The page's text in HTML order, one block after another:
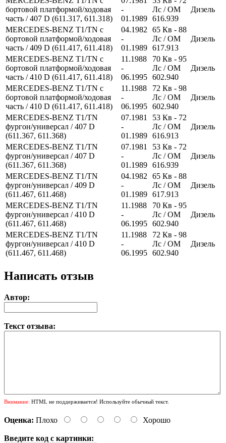
бортовой платформой/ходовая
часть / 407 D (611.317, 611.318)
-
01.1989
Лс / OM
616.939
Дизель
MERCEDES-BENZ T1/TN c
бортовой платформой/ходовая
часть / 409 D (611.417, 611.418)
04.1982
-
01.1989
65 Кв - 88
Лс / OM
617.913
Дизель
MERCEDES-BENZ T1/TN c
бортовой платформой/ходовая
часть / 410 D (611.417, 611.418)
11.1988
-
06.1995
70 Кв - 95
Лс / OM
602.940
Дизель
MERCEDES-BENZ T1/TN c
бортовой платформой/ходовая
часть / 410 D (611.417, 611.418)
11.1988
-
06.1995
72 Кв - 98
Лс / OM
602.940
Дизель
MERCEDES-BENZ T1/TN
фургон/универсал / 407 D
(611.367, 611.368)
07.1981
-
01.1989
53 Кв - 72
Лс / OM
616.913
Дизель
MERCEDES-BENZ T1/TN
фургон/универсал / 407 D
(611.367, 611.368)
07.1981
-
01.1989
53 Кв - 72
Лс / OM
616.939
Дизель
MERCEDES-BENZ T1/TN
фургон/универсал / 409 D
(611.467, 611.468)
04.1982
-
01.1989
65 Кв - 88
Лс / OM
617.913
Дизель
MERCEDES-BENZ T1/TN
фургон/универсал / 410 D
(611.467, 611.468)
11.1988
-
06.1995
70 Кв - 95
Лс / OM
602.940
Дизель
MERCEDES-BENZ T1/TN
фургон/универсал / 410 D
(611.467, 611.468)
11.1988
-
06.1995
72 Кв - 98
Лс / OM
602.940
Дизель
Написать отзыв
Автор:
Текст отзыва:
Внимание: HTML не поддерживается! Используйте обычный текст.
Оценка: Плохо Хорошо
Введите код с картинки: